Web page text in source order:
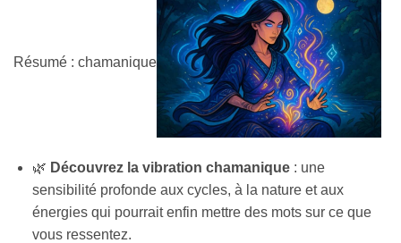
Résumé : chamanique
🌿 Découvrez la vibration chamanique: une
sensibilité profonde aux cycles, à la nature et aux
énergies qui pourrait enfin mettre des mots sur ce que
vous ressentez.